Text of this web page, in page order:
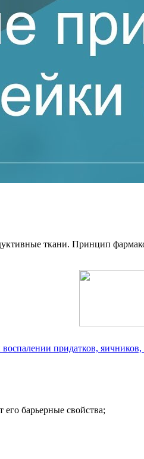
ткани. Принцип
придатков,
его барьерные свойства;